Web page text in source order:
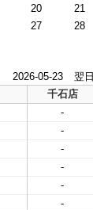
20 21
27 28
2026-05-23
翌日
千石店
-
-
-
-
-
-